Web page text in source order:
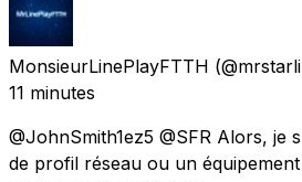
MonsieurLinePlayFTTH
11 minutes
@JohnSmith1ez5 @SFR Alors, je
de profil réseau ou un